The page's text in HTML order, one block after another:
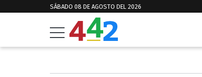
SÁBADO 08 DE AGOSTO DEL 2026